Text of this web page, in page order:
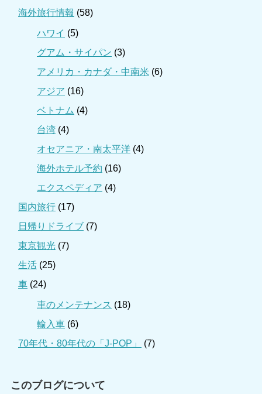
海外旅行情報 (58)
ハワイ (5)
グアム・サイパン (3)
アメリカ・カナダ・中南米 (6)
アジア (16)
ベトナム (4)
台湾 (4)
オセアニア・南太平洋 (4)
海外ホテル予約 (16)
エクスペディア (4)
国内旅行 (17)
日帰りドライブ (7)
東京観光 (7)
生活 (25)
車 (24)
車のメンテナンス (18)
輸入車 (6)
70年代・80年代の「J-POP」
(7)
このブログについて